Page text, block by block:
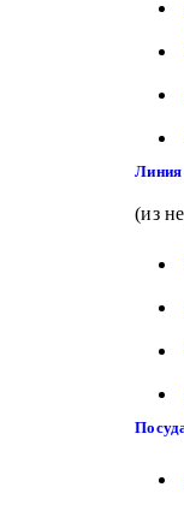
Линия
(из